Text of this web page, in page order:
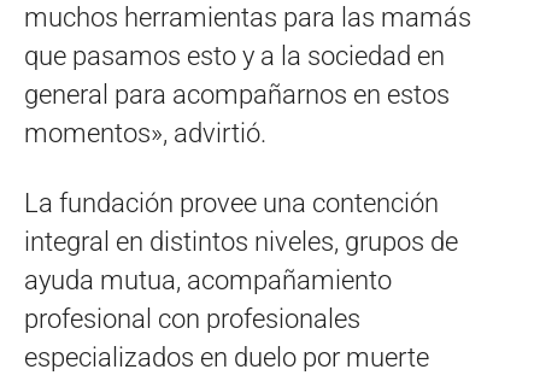
muchos herramientas para las mamás
que pasamos esto y a la sociedad en
general para acompañarnos en estos
momentos», advirtió.
La fundación provee una contención
integral en distintos niveles, grupos de
ayuda mutua, acompañamiento
profesional con profesionales
especializados en duelo por muerte